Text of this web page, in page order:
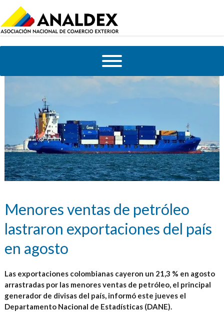
Menores ventas de petróleo
lastraron exportaciones del país
en agosto
Las exportaciones colombianas cayeron un 21,3 % en agosto
arrastradas por las menores ventas de petróleo, el principal
generador de divisas del país, informó este jueves el
Departamento Nacional de Estadísticas (DANE).